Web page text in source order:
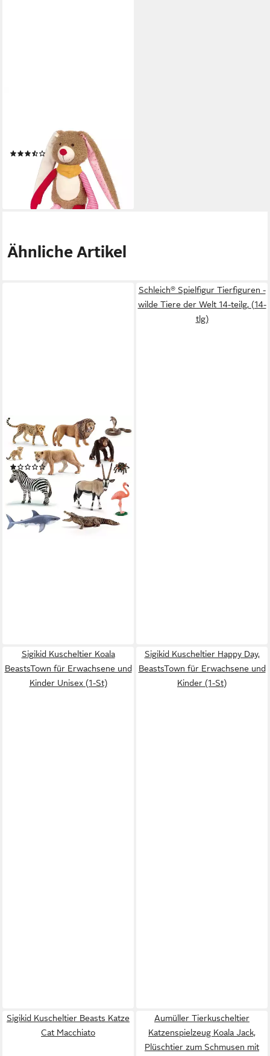
Unisex (1-St)
(2)
ab 29,95 €
lieferbar - in 3-4 Werktagen bei dir
Ähnliche Artikel
SCHLEICH®
Spielfigur Tierfiguren - Afrika-
Set
(1)
74,99 €
lieferbar - in 2-3 Werktagen bei dir
Schleich® Spielfigur Tierfiguren -
wilde Tiere der Welt 14-teilg, (14-
tlg)
Sigikid Kuscheltier Koala
BeastsTown für Erwachsene und
Kinder Unisex (1-St)
Sigikid Kuscheltier Happy Day,
BeastsTown für Erwachsene und
Kinder (1-St)
Sigikid Kuscheltier Beasts Katze
Cat Macchiato
Aumüller Tierkuscheltier
Katzenspielzeug Koala Jack,
Plüschtier zum Schmusen mit